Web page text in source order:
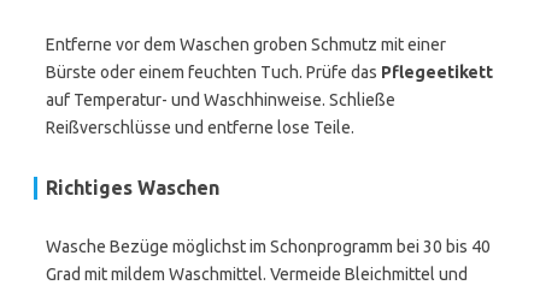
Entferne vor dem Waschen groben Schmutz mit einer
Bürste oder einem feuchten Tuch. Prüfe das Pflegeetikett
auf Temperatur- und Waschhinweise. Schließe
Reißverschlüsse und entferne lose Teile.
Richtiges Waschen
Wasche Bezüge möglichst im Schonprogramm bei 30 bis 40
Grad mit mildem Waschmittel. Vermeide Bleichmittel und